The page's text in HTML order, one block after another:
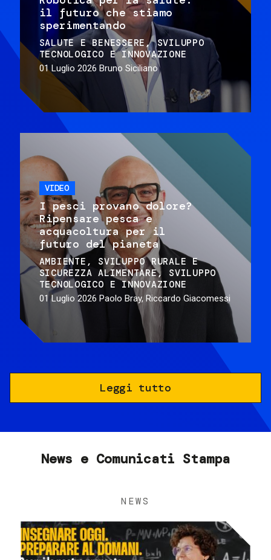
il futuro che stiamo
sperimentando
SALUTE E BENESSERE
SVILUPPO
TECNOLOGICO E INNOVAZIONE
01 Luglio 2026 Bruno Siciliano
VIDEO
I pesci provano dolore?
Ripensare pesca e
acquacoltura per il
futuro del pianeta
AMBIENTE
SVILUPPO RURALE E
SICUREZZA ALIMENTARE
SVILUPPO
TECNOLOGICO E INNOVAZIONE
01 Luglio 2026 Paolo Bray, Riccardo Giacomessi
Leggi tutto
News e Comunicati Stampa
NEWS